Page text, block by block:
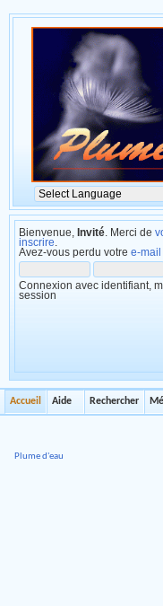
Bienvenue, Invité . Merci de
inscrire
Avez-vous perdu votre e-mail
Connexion avec identifiant,
session
Accueil Aide Rechercher
Plume d'eau